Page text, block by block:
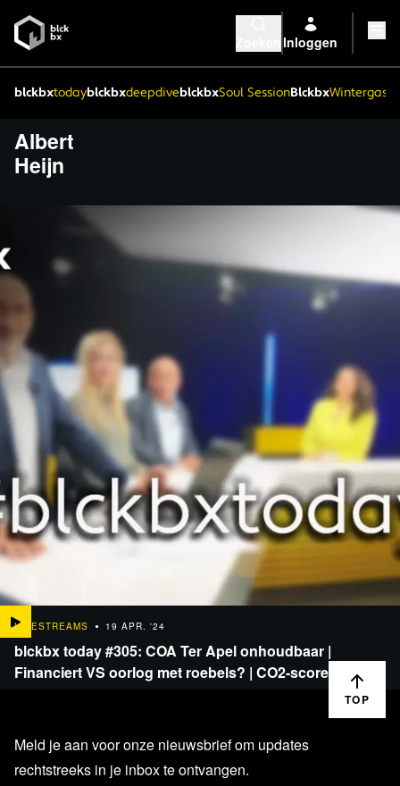
Inloggen
blckbxtodayblckbxdeepdiveblckbxSoul SessionBlckbx
Albert
Heijn
LIVESTREAMS 19 APR. '24
blckbx today #305: COA Ter Apel onhoudbaar |
Financiert VS oorlog met roebels? | CO2-score…
TOP
Meld je aan voor onze nieuwsbrief om updates
rechtstreeks in je inbox te ontvangen.